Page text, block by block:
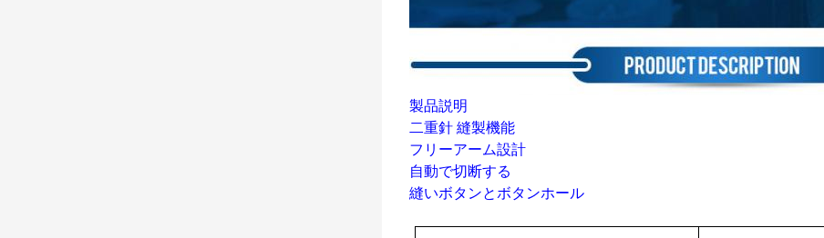
製品説明
二重針 縫製機能
フリーアーム設計
自動で切断する
縫いボタンとボタンホール